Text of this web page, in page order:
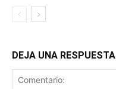
DEJA UNA RESPUESTA